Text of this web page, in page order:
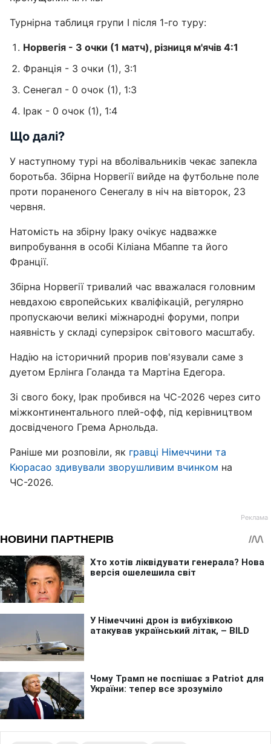
Турнірна таблиця групи I після 1-го туру:
Норвегія - 3 очки (1 матч), різниця м'ячів 4:1
Франція - 3 очки (1), 3:1
Сенегал - 0 очок (1), 1:3
Ірак - 0 очок (1), 1:4
Що далі?
У наступному турі на вболівальників чекає запекла
боротьба. Збірна Норвегії вийде на футбольне поле
проти пораненого Сенегалу в ніч на вівторок, 23
червня.
Натомість на збірну Іраку очікує надважке
випробування в особі Кіліана Мбаппе та його
Франції.
Збірна Норвегії тривалий час вважалася головним
невдахою європейських кваліфікацій, регулярно
пропускаючи великі міжнародні форуми, попри
наявність у складі суперзірок світового масштабу.
Надію на історичний прорив пов'язували саме з
дуетом Ерлінга Голанда та Мартіна Едегора.
Зі свого боку, Ірак пробився на ЧС-2026 через сито
міжконтинентального плей-офф, під керівництвом
досвідченого Грема Арнольда.
Раніше ми розповіли, як гравці Німеччини та
Кюрасао здивували зворушливим вчинком на
ЧС-2026.